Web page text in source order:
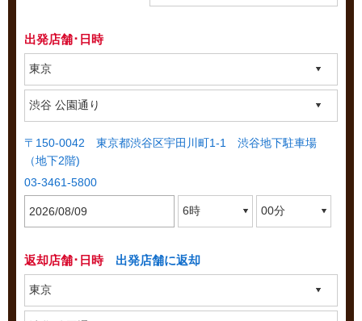
出発店舗･日時
〒150-0042 東京都渋谷区宇田川町1-1 渋谷地下駐車場
（地下2階)
03-3461-5800
返却店舗･日時 出発店舗に返却